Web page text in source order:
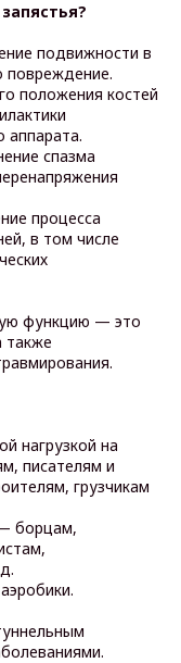
подвижности в
повреждение.
положения костей
аппарата.
спазма
процесса
в том числе
функцию — это
также
нагрузкой на
писателям и
грузчикам
борцам,